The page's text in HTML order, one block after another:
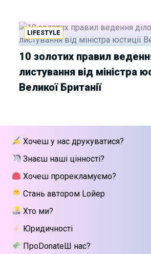
LIFESTYLE
10 золотих правил
листування від міністра
Великої Британії
Хочеш у нас друкуватися?
Знаєш наші цінності?
Хочеш прорекламуємо?
Стань автором Lойер
Хто ми?
Юридичності
ПроDonateШ нас?